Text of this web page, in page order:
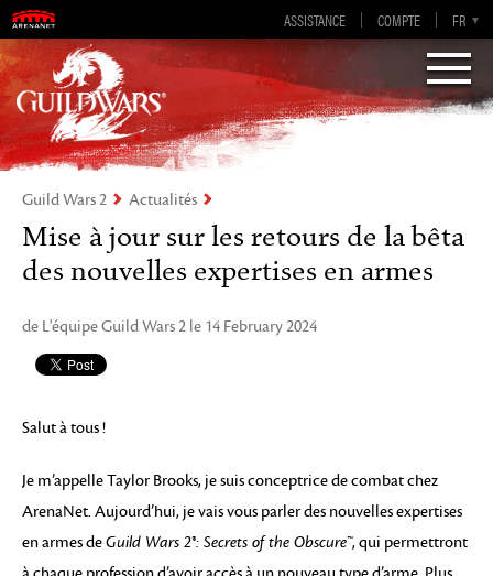
ASSISTANCE COMPTE FR
EN
DE
ES
EN-GB
Visions of Eternity
Guild Wars 2
Guild Wars 2 Actualités
Mise à jour sur les retours de la bêta
des nouvelles expertises en armes
de L'équipe Guild Wars 2 le 14 February 2024
Salut à tous !
Je m’appelle Taylor Brooks, je suis conceptrice de combat chez
ArenaNet. Aujourd’hui, je vais vous parler des nouvelles expertises
en armes deGuild Wars 2®: Secrets of the Obscure™, qui permettront